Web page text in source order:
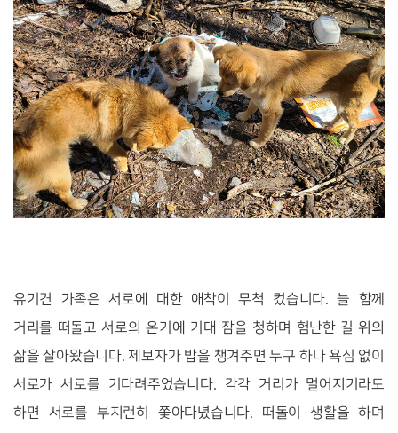
유기견 가족은 서로에 대한 애착이 무척 컸습니다. 늘 함께
거리를 떠돌고 서로의 온기에 기대 잠을 청하며 험난한 길 위의
삶을 살아왔습니다. 제보자가 밥을 챙겨주면 누구 하나 욕심 없이
서로가 서로를 기다려주었습니다. 각각 거리가 멀어지기라도
하면 서로를 부지런히 쫓아다녔습니다. 떠돌이 생활을 하며